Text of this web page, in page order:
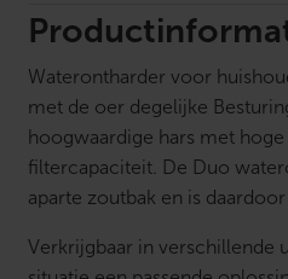
h
a
d
e
1
5
i
e
r
Waterontharder voor
met de oer degelijke
hoogwaardige hars met
filtercapaciteit. De Duo
aparte zoutbak en is
Verkrijgbaar in verschillende